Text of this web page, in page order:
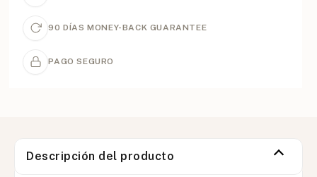
90 DÍAS MONEY-BACK GUARANTEE
PAGO SEGURO
Descripción del producto